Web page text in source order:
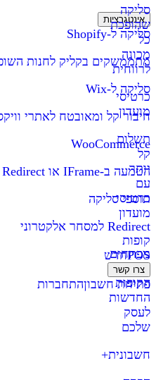
סליקה
שהופכת
כל
מכונה
לרווחית
כרטיסי
מועדון
תשלום
קל
יותר
עם
כרטיסי
מועדון
קופות
POSחדש
הקופות
החדשות
לעסק
שלכם
חשבונית+
אינטגרציות
סליקה ל-Shopify
מתממשקים בקליק לחנות
סליקה ל-Wix
חיבור קל ומאובטח לאתרי
WooCommerce
הטמעה ב-IFrame או Redirect
תוספי סליקה
Redirect למסחר אלקטרוני
מפתחים
צרו קשר
פתיחת חשבוןהתחברות